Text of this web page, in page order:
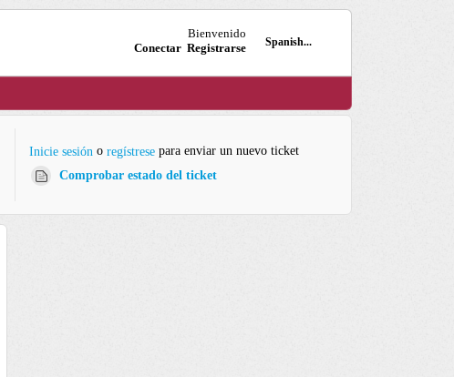
Spanish...
Bienvenido
Conectar Registrarse
Inicie sesión o regístresepara enviar un nuevo ticket
Comprobar estado del ticket